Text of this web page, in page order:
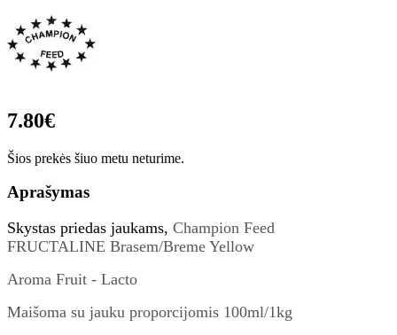
7.80€
Šios prekės šiuo metu neturime.
Aprašymas
Skystas priedas jaukams, Champion Feed
FRUCTALINE Brasem/Breme Yellow
Aroma Fruit - Lacto
Maišoma su jauku proporcijomis 100ml/1kg